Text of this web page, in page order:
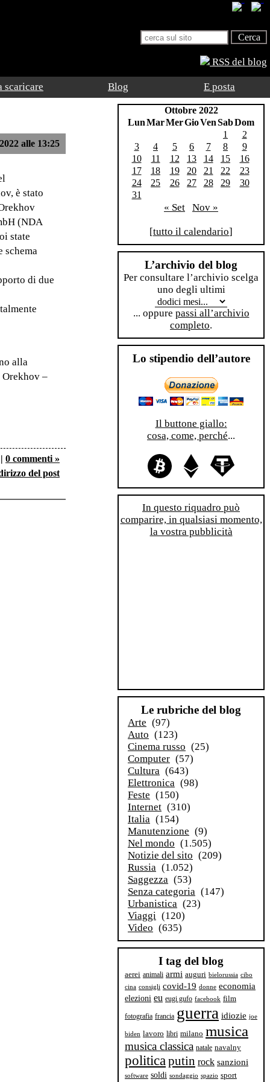
RSS del blog
scaricare Blog E posta
alle 13:25
è stato
(NDA
state
schema
di due
alla
Orekhov –
| 0 commenti »
del post
Ottobre 2022
LunMarMerGioVenSabDom
1
2
3
4 5 6 7 8
9
10
11 12 13 14 15
16
17
18 19 20 21 22
23
24
25 26 27 28 29
30
31
« Set Nov »
[tutto il calendario]
L’archivio del blog
Per consultare l’archivio scelga
uno degli ultimi
... oppure passi all’archivio
completo.
Lo stipendio dell’autore
Il buttone giallo:
cosa, come, perché...
In questo riquadro può
comparire, in qualsiasi momento,
la vostra pubblicità
Le rubriche del blog
Arte (97)
Auto (123)
Cinema russo (25)
Computer (57)
Cultura (643)
Elettronica (98)
Feste (150)
Internet (310)
Italia (154)
Manutenzione (9)
Nel mondo (1.505)
Notizie del sito (209)
Russia (1.052)
Saggezza (53)
Senza categoria (147)
Urbanistica (23)
Viaggi (120)
Video (635)
I tag del blog
aerei animali armi auguri bielorussia cibo
cina consigli covid-19 donne economia
elezioni eu eugi gufo facebook film
fotografia francia guerra idiozie joe
biden lavoro libri milano musica
musica classica natale navalny
politicaputin rock sanzioni
software soldi sondaggio spazio sport